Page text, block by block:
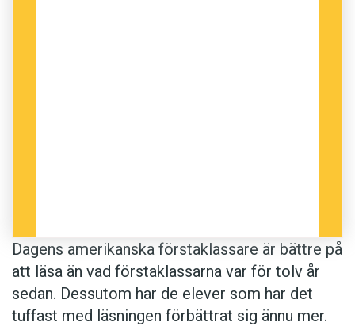
Dagens amerikanska förstaklassare är bättre på
att läsa än vad förstaklassarna var för tolv år
sedan. Dessutom har de elever som har det
tuffast med läsningen förbättrat sig ännu mer.